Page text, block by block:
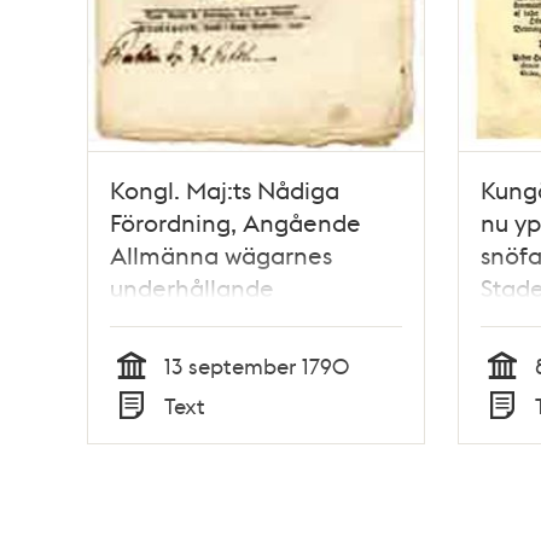
Kongl. Maj:ts Nådiga
Förordning, Angående
Allmänna wägarnes
underhållande
wintertiden. Gifwen
Drottningholms Slott den
13 September 1790.
Tid
13 september 1790
Text
nu
i
8
Tid